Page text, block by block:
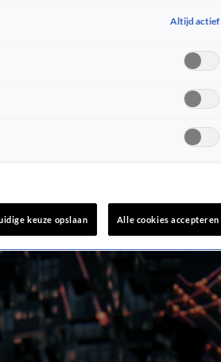
Altijd actief
keuze opslaan Alle cookies accepteren